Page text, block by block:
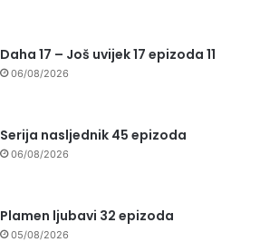
Daha 17 – Još uvijek 17 epizoda 11
06/08/2026
Serija nasljednik 45 epizoda
06/08/2026
Plamen ljubavi 32 epizoda
05/08/2026